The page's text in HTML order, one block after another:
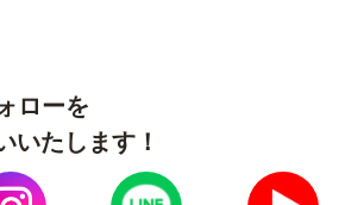
ローを
いたします！